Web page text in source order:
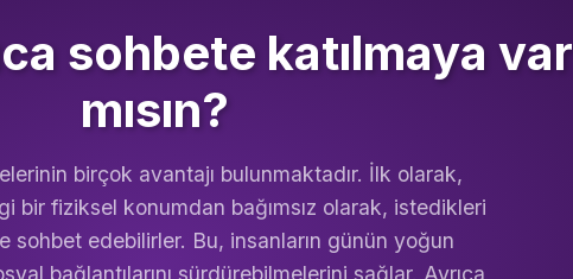
sohbete katılmaya var
mısın?
birçok avantajı bulunmaktadır. İlk olarak,
bir fiziksel konumdan bağımsız olarak, istedikleri
sohbet edebilirler. Bu, insanların günün yoğun
bağlantılarını sürdürebilmelerini sağlar. Ayrıca,